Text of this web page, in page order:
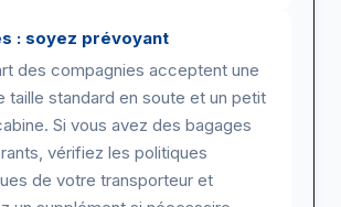
: soyez prévoyant
des compagnies acceptent une
taille standard en soute et un petit
Si vous avez des bagages
vérifiez les politiques
de votre transporteur et